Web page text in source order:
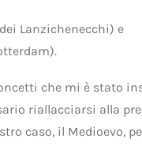
Lanzichenecchi) e
che mi è stato
riallacciarsi alla
caso, il Medioevo,